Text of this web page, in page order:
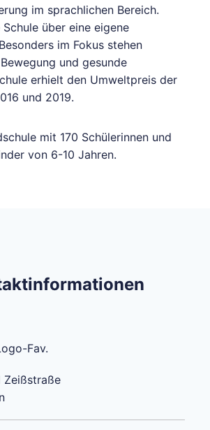
im sprachlichen Bereich.
über eine eigene
im Fokus stehen
und gesunde
erhielt den Umweltpreis der
und 2019.
mit 170 Schülerinnen und
von 6-10 Jahren.
Zeißstraße